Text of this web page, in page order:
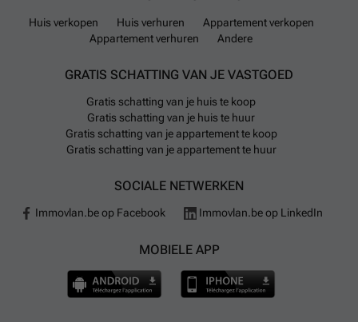
Huis verkopen Huis verhuren
Appartement verkopen
Appartement verhuren
Andere
GRATIS SCHATTING VAN JE VASTGOED
Gratis schatting van je huis te koop
Gratis schatting van je huis te huur
Gratis schatting van je appartement te koop
Gratis schatting van je appartement te huur
SOCIALE NETWERKEN
Immovlan.be op Facebook Immovlan.be op LinkedIn
MOBIELE APP